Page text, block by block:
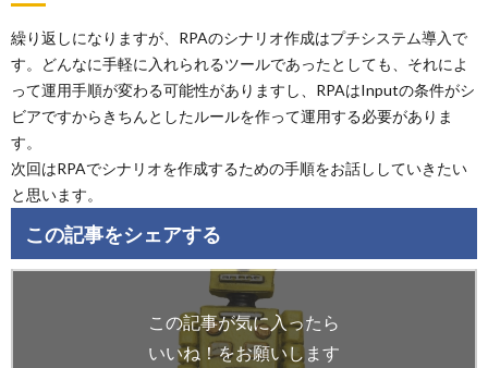
繰り返しになりますが、RPAのシナリオ作成はプチシステム導入で
す。どんなに手軽に入れられるツールであったとしても、それによ
って運用手順が変わる可能性がありますし、RPAはInputの条件がシ
ビアですからきちんとしたルールを作って運用する必要がありま
す。
次回はRPAでシナリオを作成するための手順をお話ししていきたい
と思います。
この記事をシェアする
この記事が気に入ったら
いいね！をお願いします